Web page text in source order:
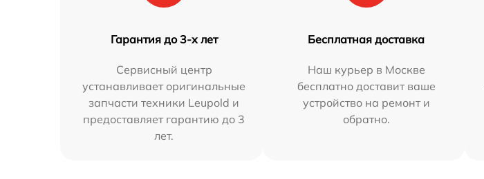
Гарантия до 3-х лет
Сервисный центр
устанавливает оригинальные
запчасти техники Leupold и
предоставляет гарантию до 3
лет.
Бесплатная доставка
Наш курьер в Москве
бесплатно доставит ваше
устройство на ремонт и
обратно.